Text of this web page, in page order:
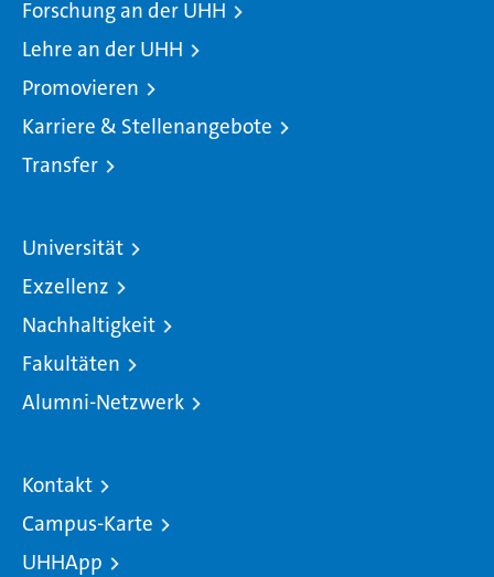
Forschung an der UHH
Lehre an der UHH
Promovieren
Karriere & Stellenangebote
Transfer
Universität
Exzellenz
Nachhaltigkeit
Fakultäten
Alumni-Netzwerk
Kontakt
Campus-Karte
UHHApp